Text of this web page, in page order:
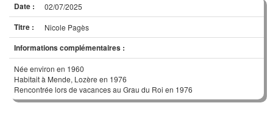
Date : 02/07/2025
Titre : Nicole Pagès
Informations complémentaires :
Née environ en 1960
Habitait à Mende, Lozère en 1976
Rencontrée lors de vacances au Grau du Roi en 1976